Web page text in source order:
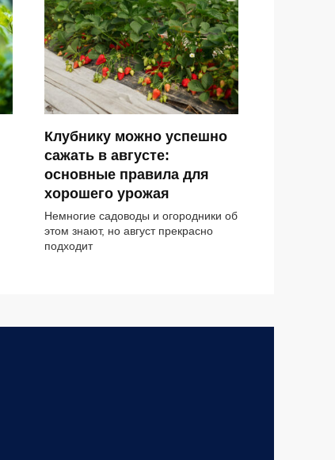
Клубнику можно успешно
сажать в августе:
основные правила для
хорошего урожая
Немногие садоводы и огородники об
этом знают, но август прекрасно
подходит